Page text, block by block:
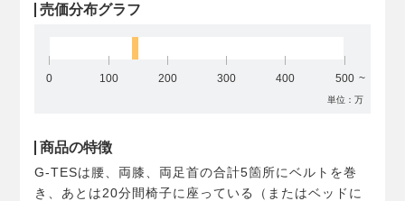
売価分布グラフ
0 100 200 300 400 500
単位：万
商品の特徴
G-TESは腰、両膝、両足首の合計5箇所にベルトを巻
き、あとは20分間椅子に座っている（またはベッドに